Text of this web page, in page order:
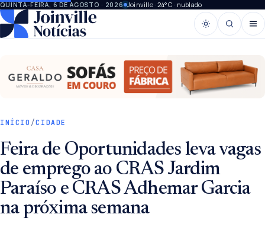
QUINTA-FEIRA, 6 DE AGOSTO · 2026 Joinville · 24°C · nublado
INÍCIO /CIDADE
Feira de Oportunidades leva vagas
de emprego ao CRAS Jardim
Paraíso e CRAS Adhemar Garcia
na próxima semana